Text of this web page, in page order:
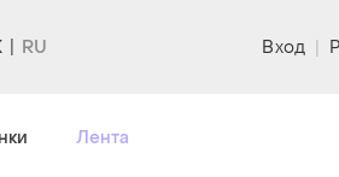
Вход |
Лента